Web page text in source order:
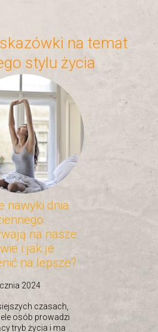
nawyki dnia
na nasze
i jak je
na lepsze?
2024
czasach,
osób prowadzi
tryb życia i ma
na temat
stylu życia